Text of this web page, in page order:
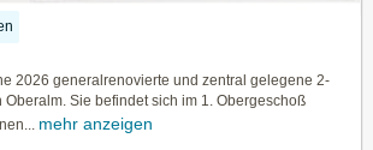
2026 generalrenovierte und zentral gelegene 2-
Sie befindet sich im 1. Obergeschoß
mehr anzeigen